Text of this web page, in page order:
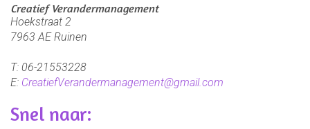
Creatief Verandermanagement
Hoekstraat 2
7963 AE Ruinen
T: 06-21553228
E: CreatiefVerandermanagement@gmail.com
Snel naar: